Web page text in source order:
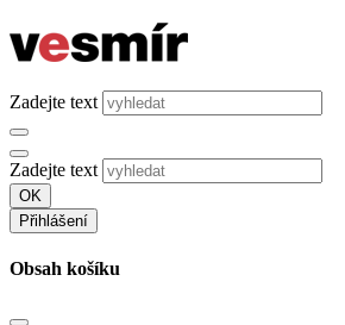
Zadejte text
Zadejte text
OK
Přihlášení
Obsah košíku